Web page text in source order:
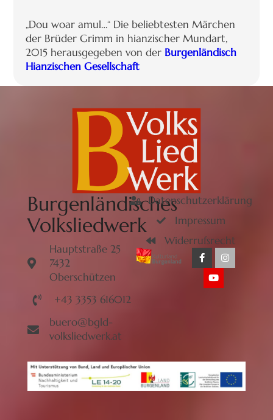
„Dou woar amul…“ Die beliebtesten Märchen
der Brüder Grimm in hianzischer Mundart,
2015 herausgegeben von der Burgenländisch
Hianzischen Gesellschaft
Burgenländisches
Volksliedwerk
Hauptstraße 25
7432
Oberschützen
+43 3353 616012
buero@bgld-
volksliedwerk.at
Datenschutzerklärung
Impressum
Widerrufsrecht